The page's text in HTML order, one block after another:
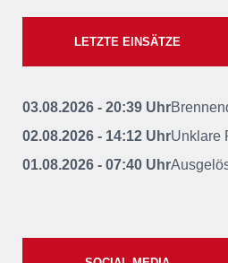
LETZTE EINSÄTZE
03.08.2026 - 20:39 Uhr
02.08.2026 - 14:12 UhrUnklare
01.08.2026 - 07:40 Uhr